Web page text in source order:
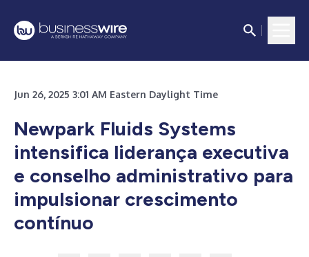
Jun 26, 2025 3:01 AM Eastern Daylight Time
Newpark Fluids Systems
intensifica liderança executiva
e conselho administrativo para
impulsionar crescimento
contínuo